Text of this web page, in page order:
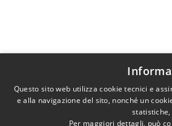
Questo sito web utilizza cookie tecnici e
e alla navigazione del sito, nonché un
Per maggiori dettagli, può